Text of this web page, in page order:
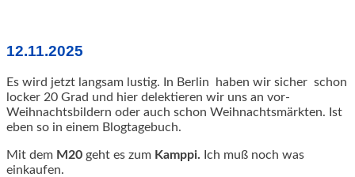
12.11.2025
Es wird jetzt langsam lustig. In Berlin haben wir sicher schon
locker 20 Grad und hier delektieren wir uns an vor-
Weihnachtsbildern oder auch schon Weihnachtsmärkten. Ist
eben so in einem Blogtagebuch.
Mit dem M20 geht es zum Kamppi. Ich muß noch was
einkaufen.